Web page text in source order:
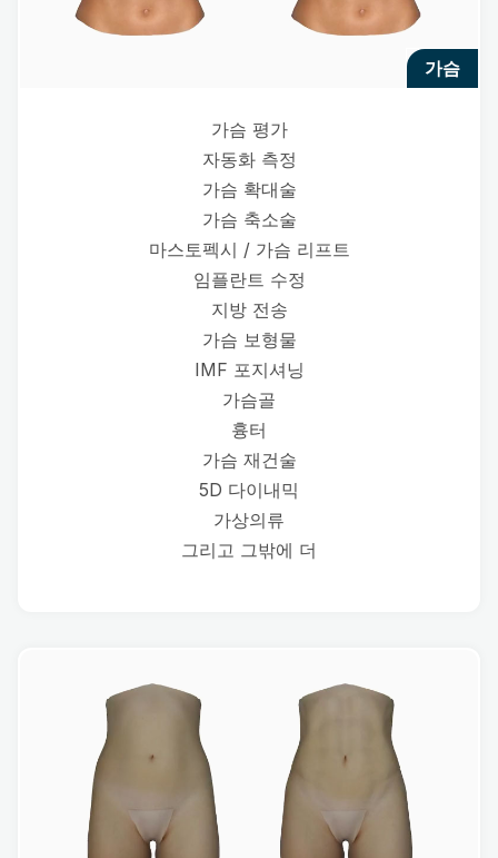
가슴
가슴 평가
자동화 측정
가슴 확대술
가슴 축소술
마스토펙시 / 가슴 리프트
임플란트 수정
지방 전송
가슴 보형물
IMF 포지셔닝
가슴골
흉터
가슴 재건술
5D 다이내믹
가상의류
그리고 그밖에 더